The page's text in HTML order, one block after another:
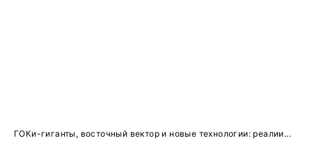
ГОКи-гиганты, восточный вектор и новые технологии: реалии...